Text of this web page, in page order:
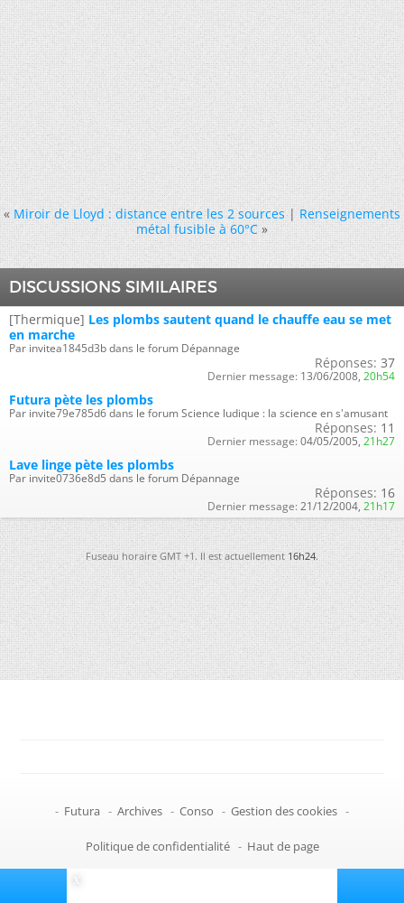
« Miroir de Lloyd : distance entre les 2 sources|Renseignements
métal fusible à 60°C »
DISCUSSIONS SIMILAIRES
[Thermique] Les plombs sautent quand le chauffe eau se met
en marche
Par invitea1845d3b dans le forum Dépannage
Réponses: 37
Dernier message: 13/06/2008, 20h54
Futura pète les plombs
Par invite79e785d6 dans le forum Science ludique : la science en s'amusant
Réponses: 11
Dernier message: 04/05/2005, 21h27
Lave linge pète les plombs
Par invite0736e8d5 dans le forum Dépannage
Réponses: 16
Dernier message: 21/12/2004, 21h17
Fuseau horaire GMT +1. Il est actuellement16h24.
- Futura - Archives - Conso - Gestion des cookies -
Politique de confidentialité - Haut de page